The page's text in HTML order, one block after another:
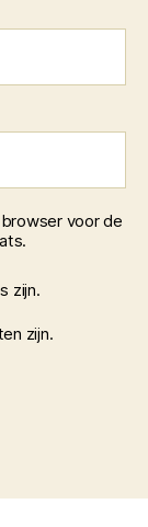
voor de
zijn.
zijn.